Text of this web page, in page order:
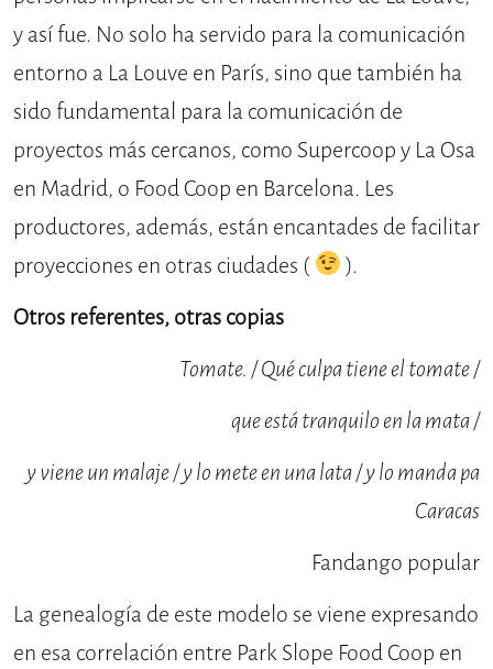
y así fue. No solo ha servido para la comunicación
entorno a La Louve en París, sino que también ha
sido fundamental para la comunicación de
proyectos más cercanos, como Supercoop y La Osa
en Madrid, o Food Coop en Barcelona. Les
productores, además, están encantades de facilitar
proyecciones en otras ciudades (
).
Otros referentes, otras copias
Tomate. / Qué culpa tiene el tomate /
que está tranquilo en la mata /
y viene un malaje / y lo mete en una lata / y lo manda pa
Caracas
Fandango popular
La genealogía de este modelo se viene expresando
en esa correlación entre Park Slope Food Coop en